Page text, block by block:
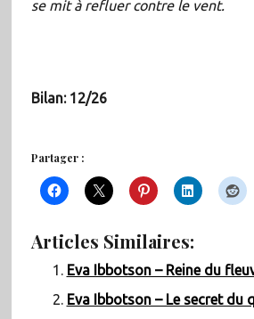
se mit à refluer contre le vent.
Bilan: 12/26
Partager :
Articles Similaires:
Eva Ibbotson – Reine du
Eva Ibbotson – Le secret du